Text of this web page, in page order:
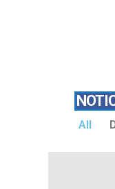
All